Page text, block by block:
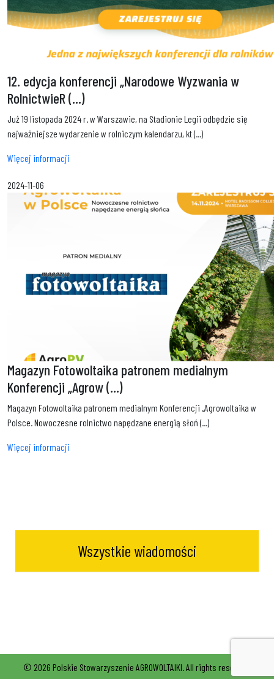
12. edycja konferencji „Narodowe Wyzwania w
RolnictwieR (...)
Już 19 listopada 2024 r. w Warszawie, na Stadionie Legii odbędzie się
najważniejsze wydarzenie w rolniczym kalendarzu, kt (...)
Więcej informacji
2024-11-06
Magazyn Fotowoltaika patronem medialnym
Konferencji „Agrow (...)
Magazyn Fotowoltaika patronem medialnym Konferencji „Agrowoltaika w
Polsce. Nowoczesne rolnictwo napędzane energią słoń (...)
Więcej informacji
Wszystkie wiadomości
© 2026 Polskie Stowarzyszenie AGROWOLTAIKI. All rights reserved.